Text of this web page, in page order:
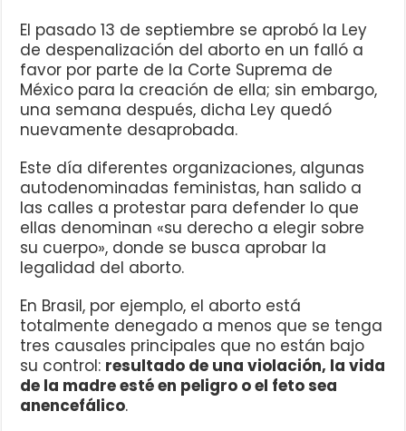
El pasado 13 de septiembre se aprobó la Ley
de despenalización del aborto en un falló a
favor por parte de la Corte Suprema de
México para la creación de ella; sin embargo,
una semana después, dicha Ley quedó
nuevamente desaprobada.
Este día diferentes organizaciones, algunas
autodenominadas feministas, han salido a
las calles a protestar para defender lo que
ellas denominan «su derecho a elegir sobre
su cuerpo», donde se busca aprobar la
legalidad del aborto.
En Brasil, por ejemplo, el aborto está
totalmente denegado a menos que se tenga
tres causales principales que no están bajo
su control: resultado de una violación, la vida
de la madre esté en peligro o el feto sea
anencefálico.